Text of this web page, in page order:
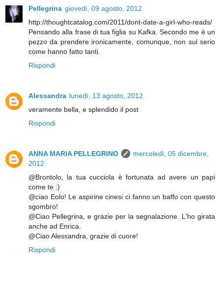
Pellegrina giovedì, 09 agosto, 2012
http://thoughtcatalog.com/2011/dont-date-a-girl-who-reads/
Pensando alla frase di tua figlia su Kafka. Secondo me è un
pezzo da prendere ironicamente, comunque, non sul serio
come hanno fatto tanti.
Rispondi
Alessandra lunedì, 13 agosto, 2012
veramente bella, e splendido il post
Rispondi
ANNA MARIA PELLEGRINO
mercoledì, 05 dicembre,
2012
@Brontolo, la tua cucciola è fortunata ad avere un papi
come te :)
@ciao Eolo! Le aspirine cinesi ci fanno un baffo con questo
sgombro!
@Ciao Pellegrina, e grazie per la segnalazione. L'ho girata
anche ad Enrica.
@Ciao Alessandra, grazie di cuore!
Rispondi